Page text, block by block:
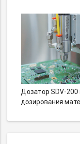
Дозатор SDV-200
дозирования